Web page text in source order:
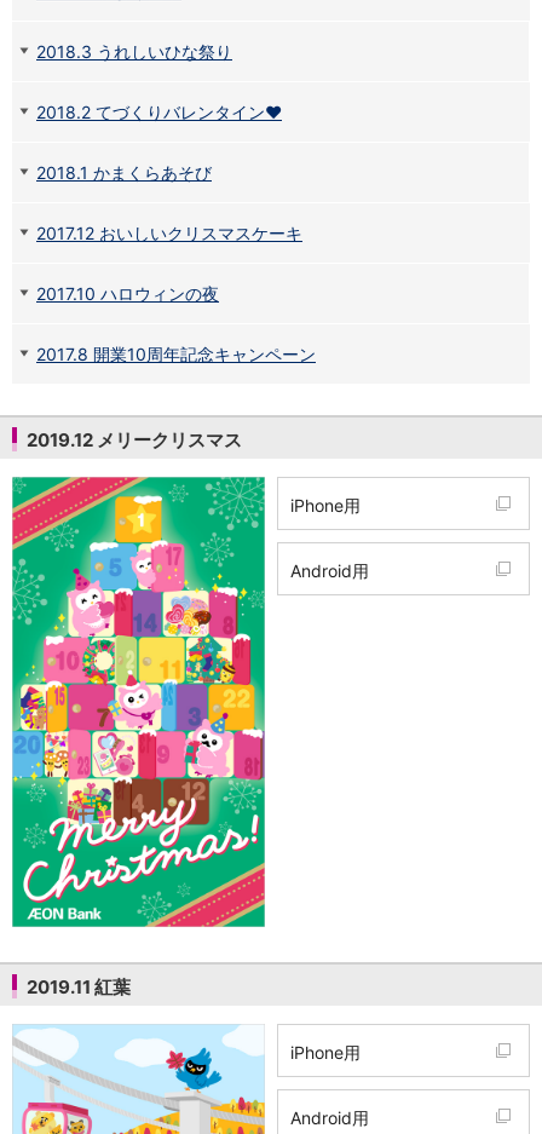
イオングループアプリ
支払・入金・サービス
AEON Pay
自動入金サービス
スマホ決済アプリ
Myステージ
電子マネーWAON
セキュリティ
インボイス
その他サービス
手数料
金利
キャンペーン
店舗・ATM
店舗
北海道・東北
北海道
青森県
岩手県
宮城県
秋田県
山形県
福島県
関東／北陸・甲信越
茨城県
栃木県
群馬県
埼玉県
東京都
神奈川県
新潟県
富山県
2018.3 うれしいひな祭り
2018.2 てづくりバレンタイン♥
2018.1 かまくらあそび
2017.12 おいしいクリスマスケーキ
2017.10 ハロウィンの夜
2017.8 開業10周年記念キャンペーン
2019.12 メリークリスマス
iPhone用
Android用
2019.11 紅葉
iPhone用
Android用